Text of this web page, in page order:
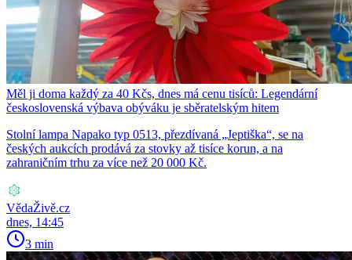
Měl ji doma každý za 40 Kčs, dnes má cenu tisíců: Legendární
československá výbava obýváku je sběratelským hitem
Stolní lampa Napako typ 0513, přezdívaná „Jeptiška“, se na
českých aukcích prodává za stovky až tisíce korun, a na
zahraničním trhu za více než 20 000 Kč.
VědaŽivě.cz
dnes, 14:45
3 min